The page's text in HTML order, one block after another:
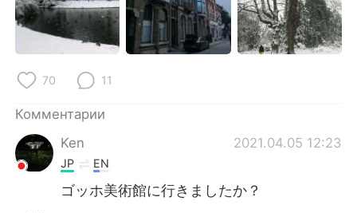
70 11
Комментарии
Ken
2021.04.05 12:23
JP EN
ゴッホ美術館に行きましたか？